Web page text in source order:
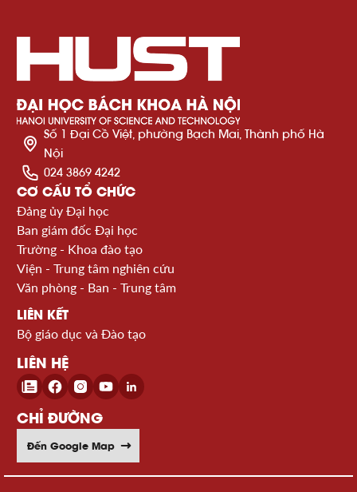
Số 1 Đại Cồ Việt, phường Bạch Mai, Thành phố Hà
Nội
024 3869 4242
CƠ CẤU TỔ CHỨC
Đảng ủy Đại học
Ban giám đốc Đại học
Trường - Khoa đào tạo
Viện - Trung tâm nghiên cứu
Văn phòng - Ban - Trung tâm
LIÊN KẾT
Bộ giáo dục và Đào tạo
LIÊN HỆ
CHỈ ĐƯỜNG
Đến Google Map